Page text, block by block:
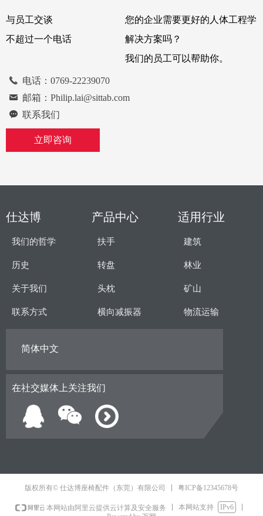
仕达博
我们的哲学
历史
关于我们
联系方式
扶手
转盘
头枕
横向减振器
产品中心
建筑
林业
矿山
物流运输
适用行业
简体中文
在社交媒体上关注我们
与员工交谈
不超过一个电话
您的企业需要更好的人体工程学
解决方案吗？
我们的员工可以帮助你。
立即咨询
끅 电话：0769-22239070
낂 邮箱：Philip.lai@sittab.com
끁 联系我们
版权所有© 仕达博座椅配件（东莞）有限公司 粤ICP备12345678号
本网站由阿里云提供云计算及安全服务 本网站支持
IPv6